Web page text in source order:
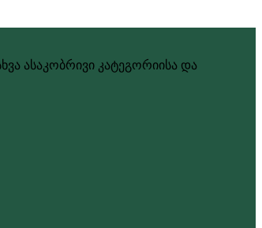
ასაკობრივი კატეგორიისა და